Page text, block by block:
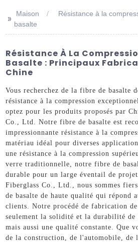
>> Maison
Résistance à la
basalte
Résistance À La
Basalte : Principaux
Chine
Vous recherchez de la fibre de basalte
résistance à la compression
optez pour les produits proposés par
Co., Ltd. Notre fibre de basalte est
impressionnante résistance à la
matériau idéal pour diverses
une résistance à la compression
verre traditionnelle, notre fibre de
durable pour un large éventail de
Fiberglass Co., Ltd., nous sommes
de basalte de haute qualité qui répond
clients. Notre procédé de fabrication
seulement la solidité et la durabilité de
mais aussi une qualité constante. Que
de la construction, de l'automobile, de